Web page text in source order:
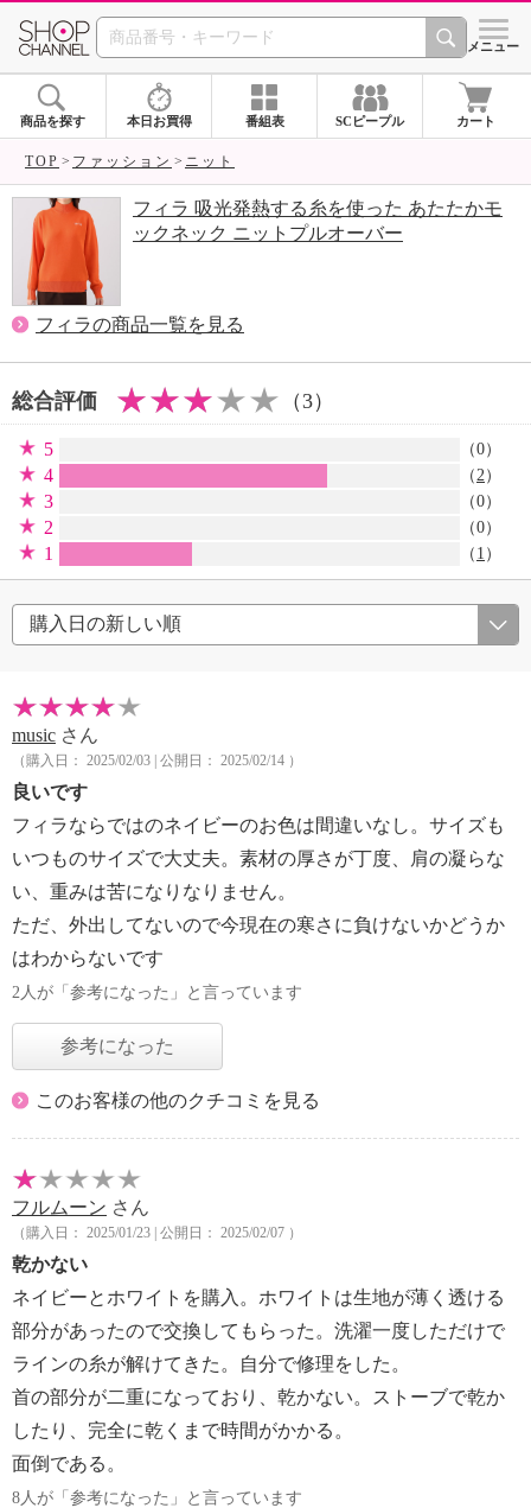
SHOP CHANNEL シメニュー
商品を探す 本日お買得 番組表 SCピープル カート
TOP ファッション ニット
フィラ 吸光発熱する糸を使った あたたかモ
ックネック ニットプルオーバー
フィラの商品一覧を見る
総合評価 （3）
5 （0）
4 （2）
3 （0）
2 （0）
1 （ 1 ）
music さん
（購入日： 2025/02/03 | 公開日： 2025/02/14 ）
良いです
フィラならではのネイビーのお色は間違いなし。サイズも
いつものサイズで大丈夫。素材の厚さが丁度、肩の凝らな
い、重みは苦になりなりません。
ただ、外出してないので今現在の寒さに負けないかどうか
はわからないです
2人が「参考になった」と言っています
参考になった
このお客様の他のクチコミを見る
フルムーン さん
（購入日： 2025/01/23 | 公開日： 2025/02/07 ）
乾かない
ネイビーとホワイトを購入。ホワイトは生地が薄く透ける
部分があったので交換してもらった。洗濯一度しただけで
ラインの糸が解けてきた。自分で修理をした。
首の部分が二重になっており、乾かない。ストーブで乾か
したり、完全に乾くまで時間がかかる。
面倒である。
8人が「参考になった」と言っています